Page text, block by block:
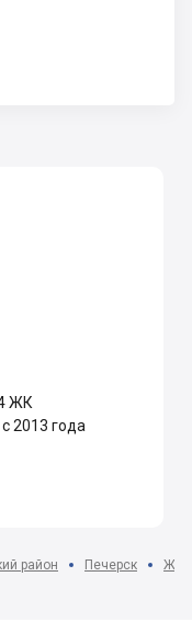
ЖК
2013 года
район Печерск ЖК